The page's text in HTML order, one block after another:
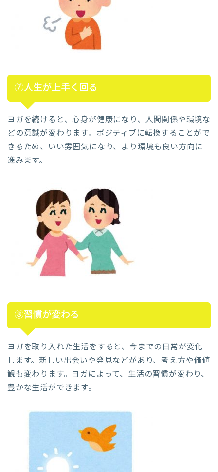
⑦人生が上手く回る
ヨガを続けると、心身が健康になり、人間関係や環境な
どの意識が変わります。ポジティブに転換することがで
きるため、いい雰囲気になり、より環境も良い方向に
進みます。
⑧習慣が変わる
ヨガを取り入れた生活をすると、今までの日常が変化
します。新しい出会いや発見などがあり、考え方や価値
観も変わります。ヨガによって、生活の習慣が変わり、
豊かな生活ができます。